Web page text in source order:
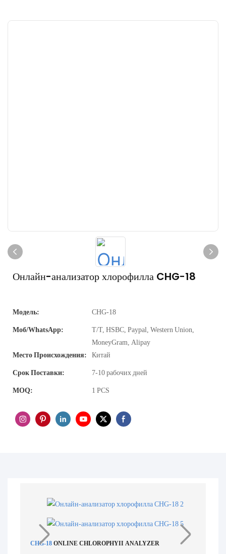
Онлайн-анализатор хлорофилла CHG-18
Модель: CHG-18
Моб/WhatsApp:
Т/Т, HSBC, Paypal, Western Union,
MoneyGram, Alipay
Место Происхождения:
Китай
Срок Поставки: 7-10 рабочих дней
MOQ: 1 PCS
CHG-18ONLINE CHLOROPHYII ANALYZER